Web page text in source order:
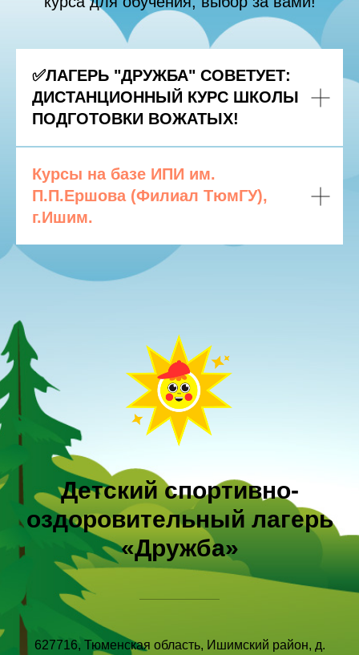
✅ЛАГЕРЬ "ДРУЖБА" СОВЕТУЕТ:
ДИСТАНЦИОННЫЙ КУРС ШКОЛЫ
ПОДГОТОВКИ ВОЖАТЫХ!
Курсы на базе ИПИ им.
П.П.Ершова (Филиал ТюмГУ),
г.Ишим.
Детский спортивно-
оздоровительный лагерь
«Дружба»
627716, Тюменская область, Ишимский район, д.